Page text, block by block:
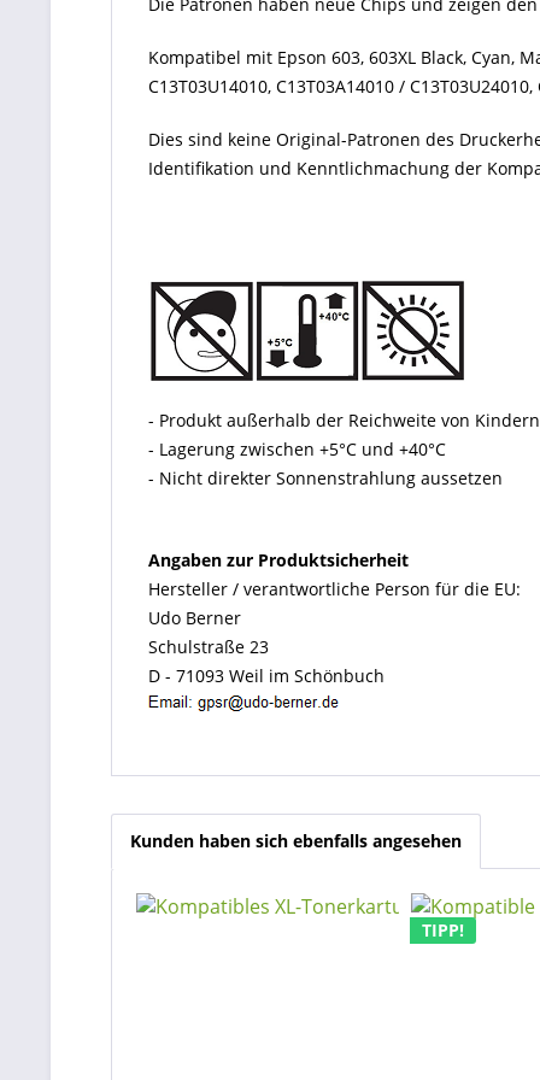
Kompatibel mit Epson 603, 603XL Black, Cyan,
C13T03U14010, C13T03A14010 /
Dies sind keine Original-Patronen des
Identifikation und Kenntlichmachung der
- Produkt außerhalb der Reichweite von
- Lagerung zwischen +5°C und +40°C
- Nicht direkter Sonnenstrahlung aussetzen
Angaben zur Produktsicherheit
Hersteller / verantwortliche Person für die EU:
Udo Berner
Schulstraße 23
D - 71093 Weil im Schönbuch
Kunden haben sich ebenfalls angesehen
TIPP!